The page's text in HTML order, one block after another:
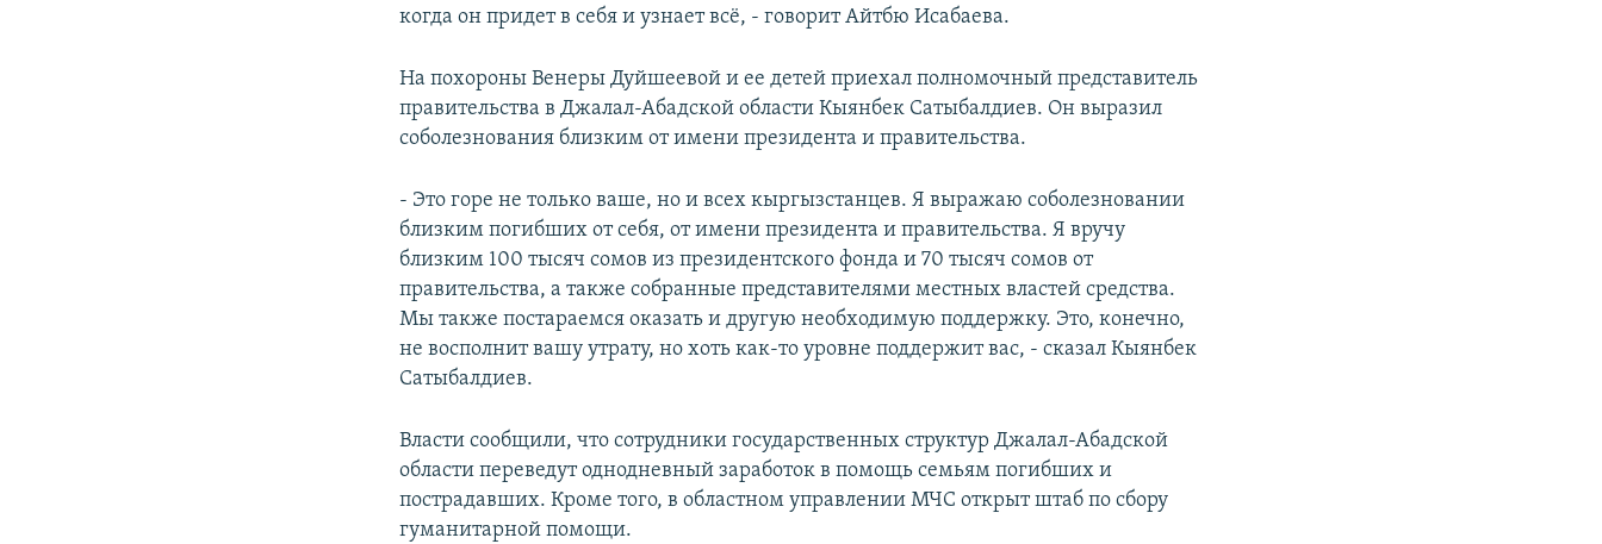
когда он придет в себя и узнает всё, - говорит Айтбю Исабаева.
На похороны Венеры Дуйшеевой и ее детей приехал полномочный представитель
правительства в Джалал-Абадской области Кыянбек Сатыбалдиев. Он выразил
соболезнования близким от имени президента и правительства.
- Это горе не только ваше, но и всех кыргызстанцев. Я выражаю соболезновании
близким погибших от себя, от имени президента и правительства. Я вручу
близким 100 тысяч сомов из президентского фонда и 70 тысяч сомов от
правительства, а также собранные представителями местных властей средства.
Мы также постараемся оказать и другую необходимую поддержку. Это, конечно,
не восполнит вашу утрату, но хоть как-то уровне поддержит вас, - сказал Кыянбек
Сатыбалдиев.
Власти сообщили, что сотрудники государственных структур Джалал-Абадской
области переведут однодневный заработок в помощь семьям погибших и
пострадавших. Кроме того, в областном управлении МЧС открыт штаб по сбору
гуманитарной помощи.